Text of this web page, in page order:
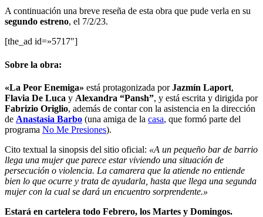
A continuación una breve reseña de esta obra que pude verla en su
segundo estreno, el 7/2/23.
[the_ad id=»5717″]
Sobre la obra:
«La Peor Enemiga» está protagonizada porJazmín Laport,
Flavia De Luca y Alexandra “Pansh”, y está escrita y dirigida por
Fabrizio Origlio, además de contar con la asistencia en la dirección
de Anastasia Barbo (una amiga de la casa, que formó parte del
programa No Me Presiones).
Cito textual la sinopsis del sitio oficial: «A un pequeño bar de barrio
llega una mujer que parece estar viviendo una situación de
persecución o violencia. La camarera que la atiende no entiende
bien lo que ocurre y trata de ayudarla, hasta que llega una segunda
mujer con la cual se dará un encuentro sorprendente.»
Estará en cartelera todo Febrero, los Martes y Domingos.